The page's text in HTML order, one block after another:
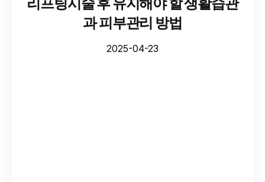
과 피부관리 방법
2025-04-23